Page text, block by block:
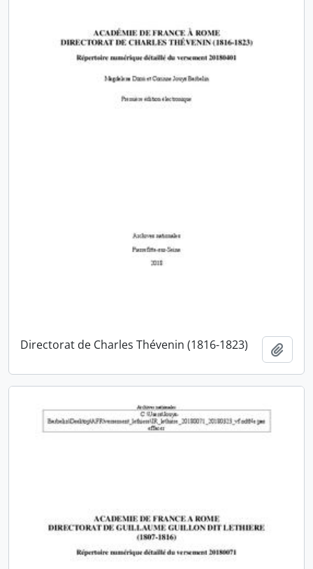
Directorat de Charles Thévenin (1816-1823)